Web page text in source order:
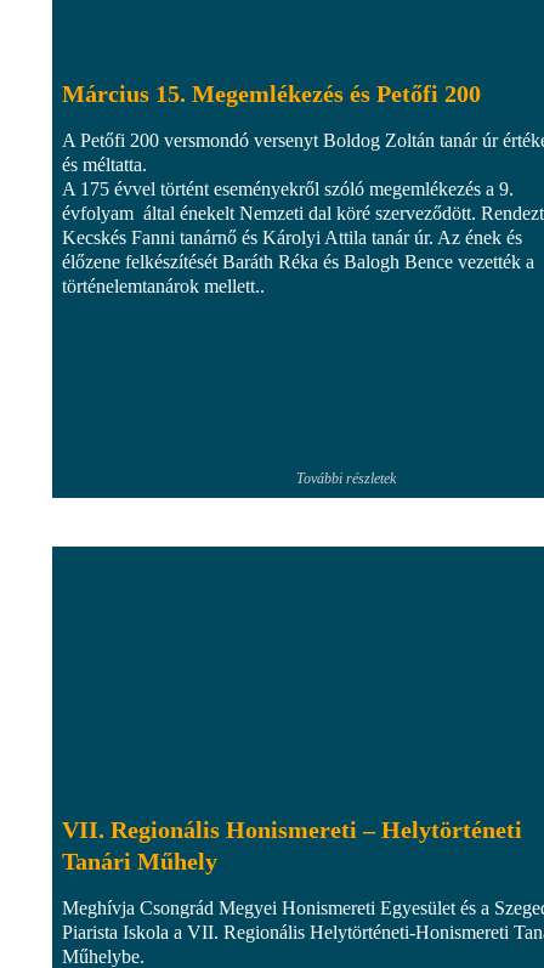
Március 15. Megemlékezés és Petőfi 200
A Petőfi 200 versmondó versenyt Boldog Zoltán tanár úr
és méltatta.
A 175 évvel történt eseményekről szóló megemlékezés a 9.
évfolyam által énekelt Nemzeti dal köré szerveződött.
Kecskés Fanni tanárnő és Károlyi Attila tanár úr. Az ének és
élőzene felkészítését Baráth Réka és Balogh Bence vezették a
történelemtanárok mellett..
További részletek
VII. Regionális Honismereti – Helytörténeti
Tanári Műhely
Meghívja Csongrád Megyei Honismereti Egyesület és a
Piarista Iskola a VII. Regionális Helytörténeti-Honismereti
Műhelybe.